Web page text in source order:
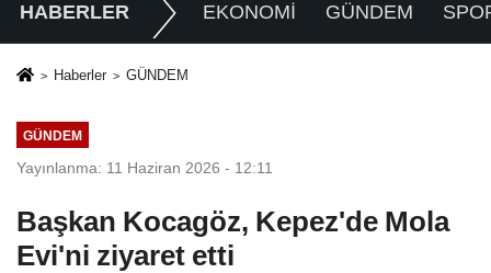
HABERLER EKONOMİ GÜNDEM
Haberler GÜNDEM
GÜNDEM
Yayınlanma: 11 Haziran 2026 - 12:11
Başkan Kocagöz, Kepez'de Mola
Evi'ni ziyaret etti